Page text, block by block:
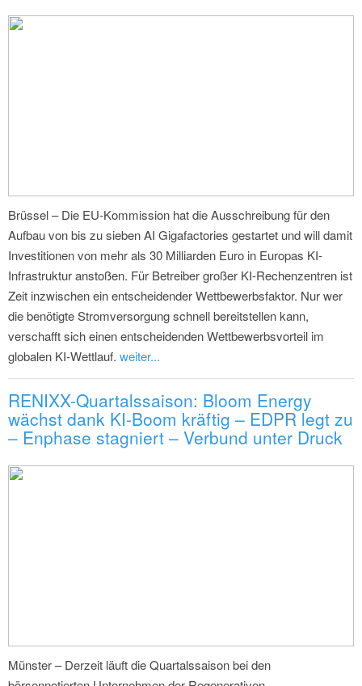
Brüssel – Die EU-Kommission hat die Ausschreibung für den
Aufbau von bis zu sieben AI Gigafactories gestartet und will damit
Investitionen von mehr als 30 Milliarden Euro in Europas KI-
Infrastruktur anstoßen. Für Betreiber großer KI-Rechenzentren ist
Zeit inzwischen ein entscheidender Wettbewerbsfaktor. Nur wer
die benötigte Stromversorgung schnell bereitstellen kann,
verschafft sich einen entscheidenden Wettbewerbsvorteil im
globalen KI-Wettlauf. weiter...
RENIXX-Quartalssaison: Bloom Energy
wächst dank KI-Boom kräftig – EDPR legt zu
– Enphase stagniert – Verbund unter Druck
Münster – Derzeit läuft die Quartalssaison bei den